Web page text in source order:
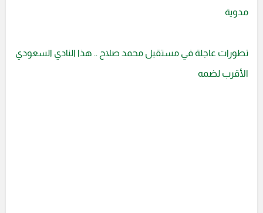
مدوية
تطورات عاجلة في مستقبل محمد صلاح .. هذا النادي السعودي
الأقرب لضمه